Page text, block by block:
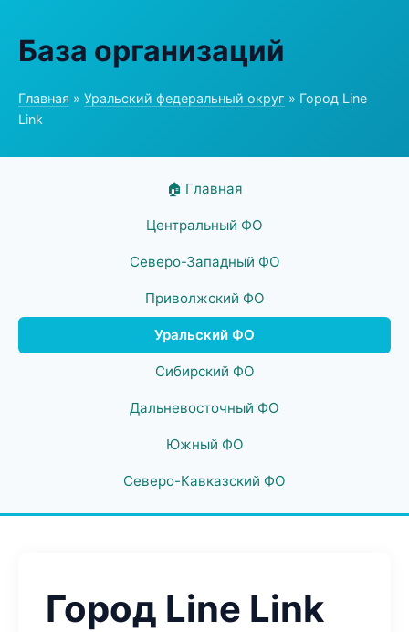
База организаций
Главная » Уральский федеральный округ » Город Line
Link
🏠 Главная
Центральный ФО
Северо-Западный ФО
Приволжский ФО
Уральский ФО
Сибирский ФО
Дальневосточный ФО
Южный ФО
Северо-Кавказский ФО
Город Line Link